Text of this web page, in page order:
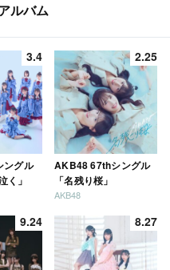
ルバム
3.4
ングル
く」
2.25
AKB48 67thシングル
「名残り桜」
AKB48
9.24 8.27